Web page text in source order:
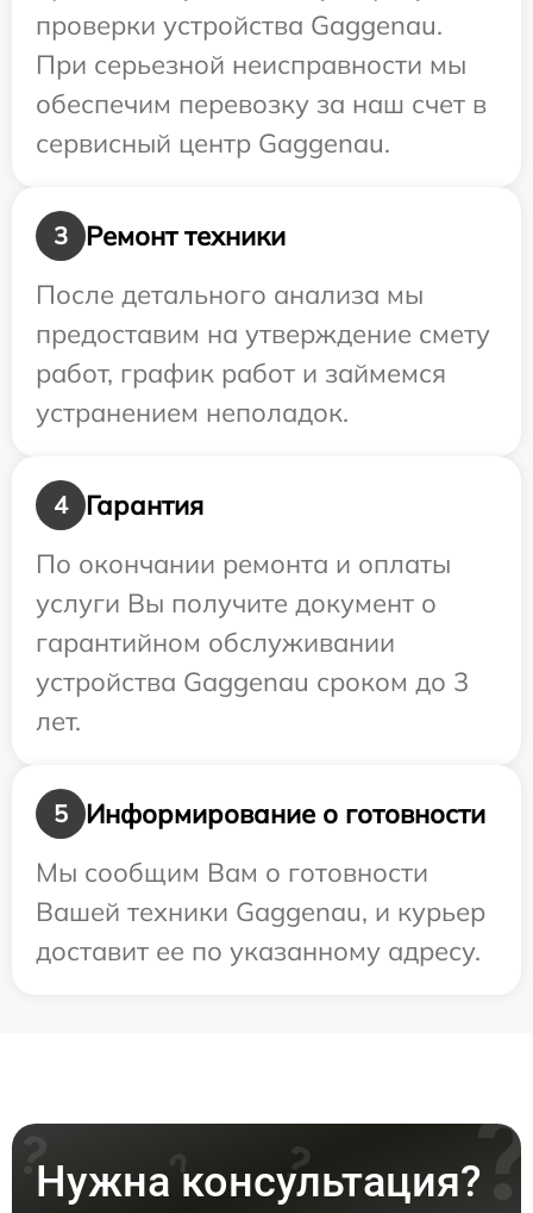
проверки устройства Gaggenau.
При серьезной неисправности мы
обеспечим перевозку за наш счет в
сервисный центр Gaggenau.
3
Ремонт техники
После детального анализа мы
предоставим на утверждение смету
работ, график работ и займемся
устранением неполадок.
4
Гарантия
По окончании ремонта и оплаты
услуги Вы получите документ о
гарантийном обслуживании
устройства Gaggenau сроком до 3
лет.
5
Информирование о готовности
Мы сообщим Вам о готовности
Вашей техники Gaggenau, и курьер
доставит ее по указанному адресу.
Нужна консультация?